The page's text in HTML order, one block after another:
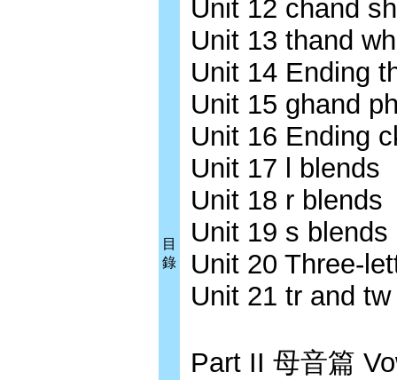
目
錄
Unit 12 chand sh
Unit 13 thand wh
Unit 14 Ending
Unit 15 ghand
Unit 16 Ending
Unit 17 l blends
Unit 18 r blends
Unit 19 s blends
Unit 20 Three-
Unit 21 tr and tw
Part II 母音篇